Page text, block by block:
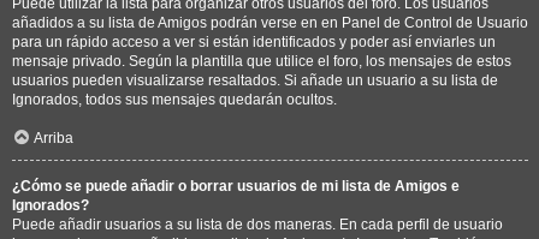
añadidos a su lista de Amigos podrán verse en en Panel de Control de Usuario
para un rápido acceso a ver si están identificados y poder así enviarles un
mensaje privado. Según la plantilla que utilice el foro, los mensajes de estos
usuarios pueden visualizarse resaltados. Si añade un usuario a su lista de
Ignorados, todos sus mensajes quedarán ocultos.
Arriba
¿Cómo se puede añadir o borrar usuarios de mi lista de Amigos e
Ignorados?
Puede añadir usuarios a su lista de dos maneras. En cada perfil de usuario